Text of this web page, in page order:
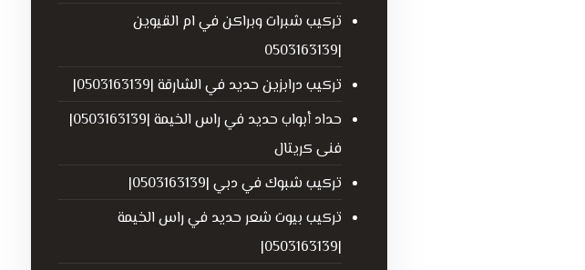
تركيب شبرات وبراكن في ام القيوين
|0503163139
تركيب درابزين حديد في الشارقة |0503163139|
حداد أبواب حديد في راس الخيمة |0503163139|
فنى كريتال
تركيب شبوك في دبي |0503163139|
تركيب بيوت شعر حديد في راس الخيمة
|0503163139|